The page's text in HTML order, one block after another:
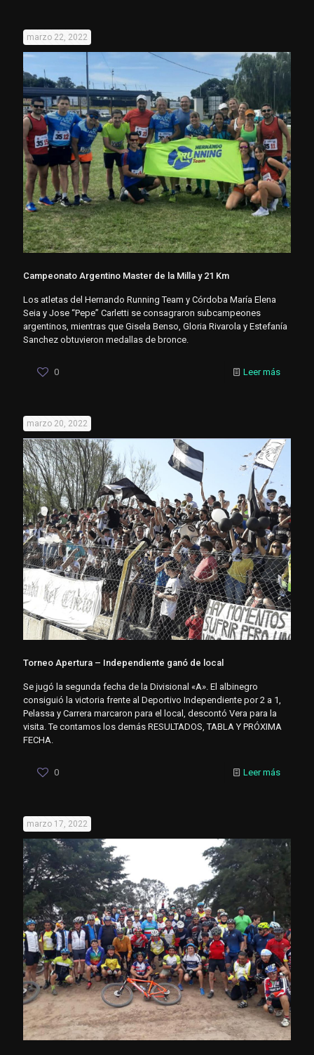
marzo 22, 2022
Campeonato Argentino Master de la Milla y 21 Km
Los atletas del Hernando Running Team y Córdoba María Elena
Seia y Jose “Pepe” Carletti se consagraron subcampeones
argentinos, mientras que Gisela Benso, Gloria Rivarola y Estefanía
Sanchez obtuvieron medallas de bronce.
0 Leer más
marzo 20, 2022
Torneo Apertura – Independiente ganó de local
Se jugó la segunda fecha de la Divisional «A». El albinegro
consiguió la victoria frente al Deportivo Independiente por 2 a 1,
Pelassa y Carrera marcaron para el local, descontó Vera para la
visita. Te contamos los demás RESULTADOS, TABLA Y PRÓXIMA
FECHA.
0 Leer más
marzo 17, 2022